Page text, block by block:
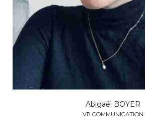
Abigaël BOYER
VP COMMUNICATION